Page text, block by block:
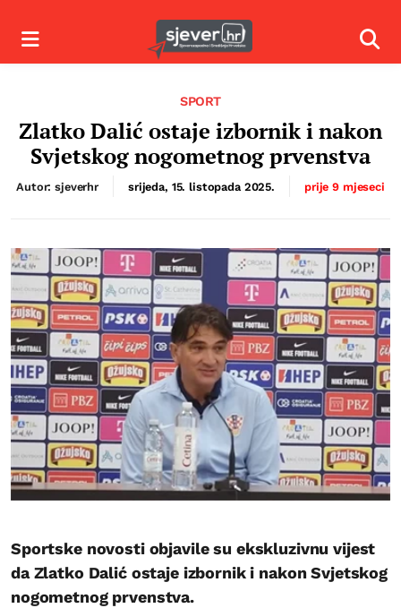
Izbornik
SPORT
Zlatko Dalić ostaje izbornik i nakon
Svjetskog nogometnog prvenstva
Autor: sjeverhr srijeda, 15. listopada 2025. prije 9 mjeseci
Sportske novosti objavile su ekskluzivnu vijest
da Zlatko Dalić ostaje izbornik i nakon Svjetskog
nogometnog prvenstva.